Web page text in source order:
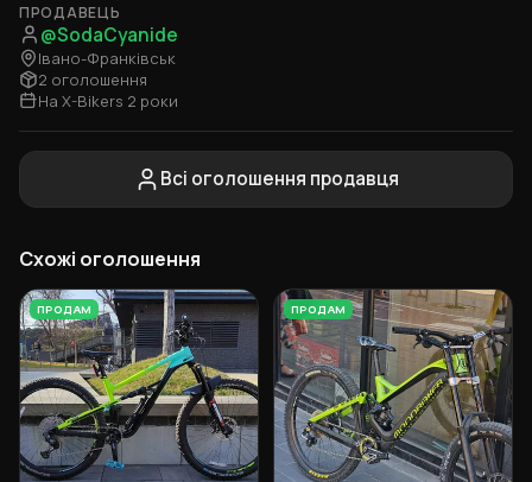
ПРОДАВЕЦЬ
@SodaCyanide
Івано-Франківськ
2 оголошення
На X-Bikers 2 роки
Всі оголошення продавця
Схожі оголошення
ПРОДАМ ПРОДАМ